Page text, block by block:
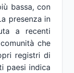
bassa, con
presenza in
a recenti
che
registri di
paesi indica